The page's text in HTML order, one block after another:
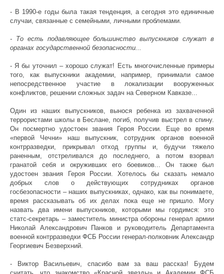
- В 1990-е годы была такая тенденция, а сегодня это единичные
случаи, связанные с семейными, личными проблемами.
- То есть подавляющее большинство выпускников служат в
органах государственной безопасности...
- Я бы уточнил – хорошо служат! Есть многочисленные примеры
того, как выпускники академии, например, принимали самое
непосредственное участие в локализации вооруженных
конфликтов, решении сложных задач на Северном Кавказе...
Один из наших выпускников, вынося ребенка из захваченной
террористами школы в Беслане, погиб, получив выстрел в спину.
Он посмертно удостоен звания Героя России. Еще во время
«первой Чечни» наш выпускник, сотрудник органов военной
контрразведки, прикрывал отход группы и, будучи тяжело
раненным, отстреливался до последнего, а потом взорвал
гранатой себя и окруживших его боевиков... Он также был
удостоен звания Героя России. Хотелось бы сказать немало
добрых слов о действующих сотрудниках органов
госбезопасности – наших выпускниках, однако, как вы понимаете,
время рассказывать об их делах пока еще не пришло. Могу
назвать два имени выпускников, которыми мы гордимся: это
статс-секретарь – заместитель министра обороны генерал армии
Николай Александрович Панков и руководитель Департамента
военной контрразведки ФСБ России генерал-полковник Александр
Георгиевич Безверхний.
- Виктор Васильевич, спасибо вам за ваш рассказ! Будем